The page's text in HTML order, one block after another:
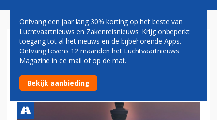
MAASTRICHT AACHEN
AIRPORT HOORT VANAF NU
BIJ DE SCHIPHOL GROUP
Ontvang een jaar lang 30% korting op het beste van
Luchtvaartnieuws en Zakenreisnieuws. Krijg onbeperkt
toegang tot al het nieuws en de bijbehorende Apps.
Ontvang tevens 12 maanden het Luchtvaartnieuws
Magazine in de mail of op de mat.
Bekijk aanbieding